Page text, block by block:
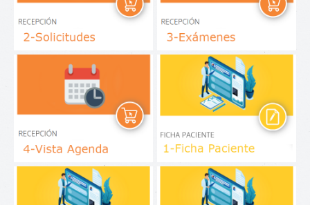
Vista Agenda Ficha Paciente